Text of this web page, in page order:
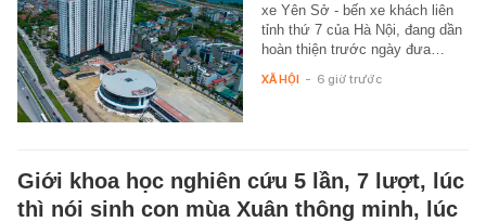
xe Yên Sở - bến xe khách liên
tỉnh thứ 7 của Hà Nội, đang dần
hoàn thiện trước ngày đưa…
XÃ HỘI - 6 giờ trước
Giới khoa học nghiên cứu 5 lần, 7 lượt, lúc
thì nói sinh con mùa Xuân thông minh, lúc